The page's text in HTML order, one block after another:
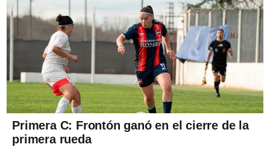
Primera C: Frontón ganó en el cierre de la
primera rueda